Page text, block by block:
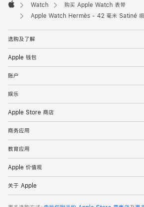
Apple
Watch
购买 Apple Watch 表带
Apple Watch Hermès - 42 毫米 Satiné
选购及了解
Apple 钱包
账户
娱乐
Apple Store 商店
商务应用
教育应用
Apple 价值观
关于 Apple